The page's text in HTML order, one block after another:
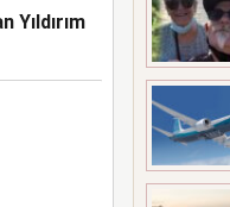
Yıldırım